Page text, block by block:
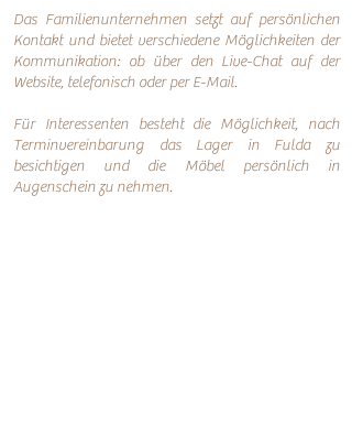
Das Familienunternehmen setzt auf persönlichen
Kontakt und bietet verschiedene Möglichkeiten der
Kommunikation: ob über den Live-Chat auf der
Website, telefonisch oder perE-Mail.
Für Interessenten besteht die Möglichkeit, nach
Terminvereinbarung das Lager in Fulda zu
besichtigen und die Möbel persönlich in
Augenschein zu nehmen.